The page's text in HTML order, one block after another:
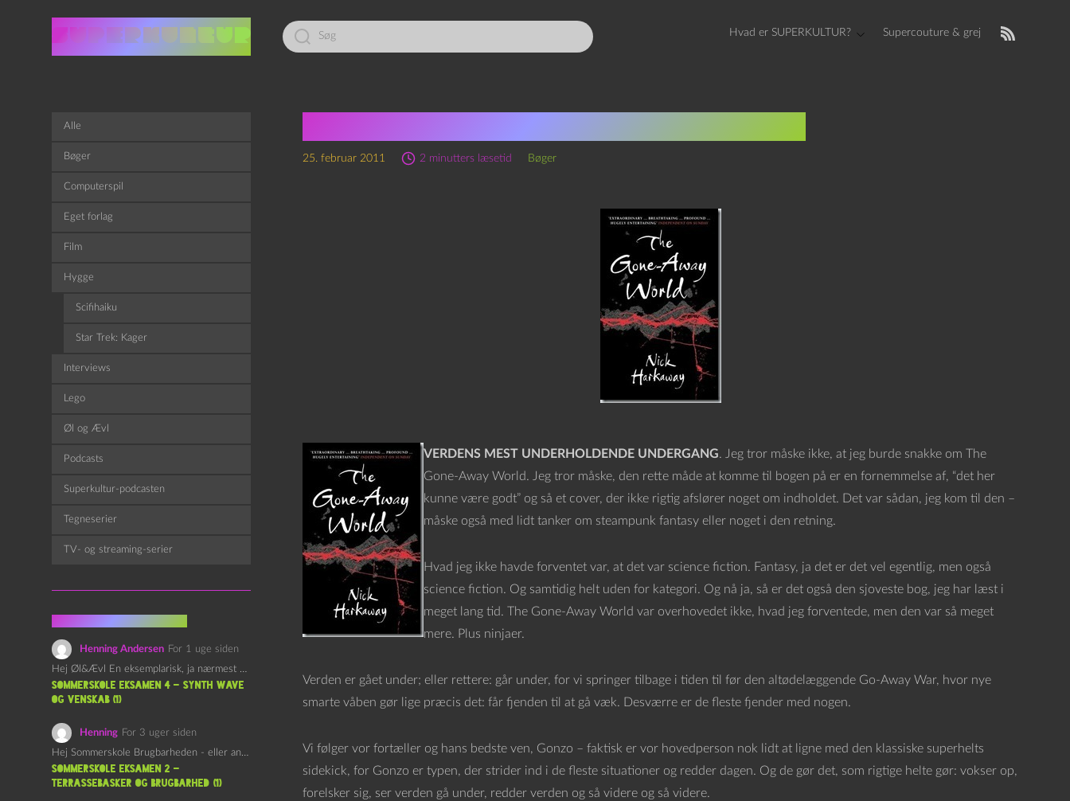
Led
efter:
Hvad er SUPERKULTUR? Supercouture & grej
25. februar 2011 2 minutters læsetid Bøger
VERDENS MEST UNDERHOLDENDE UNDERGANG. Jeg tror måske ikke, at jeg burde snakke om The
Gone-Away World. Jeg tror måske, den rette måde at komme til bogen på er en fornemmelse af, “det her
kunne være godt” og så et cover, der ikke rigtig afslører noget om indholdet. Det var sådan, jeg kom til den –
måske også med lidt tanker om steampunk fantasy eller noget i den retning.
Hvad jeg ikke havde forventet var, at det var science fiction. Fantasy, ja det er det vel egentlig, men også
science fiction. Og samtidig helt uden for kategori. Og nå ja, så er det også den sjoveste bog, jeg har læst i
meget lang tid. The Gone-Away World var overhovedet ikke, hvad jeg forventede, men den var så meget
mere. Plus ninjaer.
Verden er gået under; eller rettere: går under, for vi springer tilbage i tiden til før den altødelæggende Go-Away War, hvor nye
smarte våben gør lige præcis det: får fjenden til at gå væk. Desværre er de fleste fjender med nogen.
Vi følger vor fortæller og hans bedste ven, Gonzo – faktisk er vor hovedperson nok lidt at ligne med den klassiske superhelts
sidekick, for Gonzo er typen, der strider ind i de fleste situationer og redder dagen. Og de gør det, som rigtige helte gør: vokser op,
forelsker sig, ser verden gå under, redder verden og så videre og så videre.
Alle
Bøger
Computerspil
Eget forlag
Film
Hygge
Scifihaiku
Star Trek: Kager
Interviews
Lego
Øl og Ævl
Podcasts
Superkultur-podcasten
Tegneserier
TV- og streaming-serier
Henning Andersen For 1 uge siden
Hej Øl&Ævl En eksemplarisk, ja nærmest yndefuld, afslutning på SOMMERSKOLEN.…
Sommerskole Eksamen 4 – Synth Wave
og Venskab (1)
Henning For 3 uger siden
Hej Sommerskole Brugbarheden - eller anvendeligheden - af "Øl&Ævl" er…
Sommerskole Eksamen 2 –
Terrassebasker og Brugbarhed (1)